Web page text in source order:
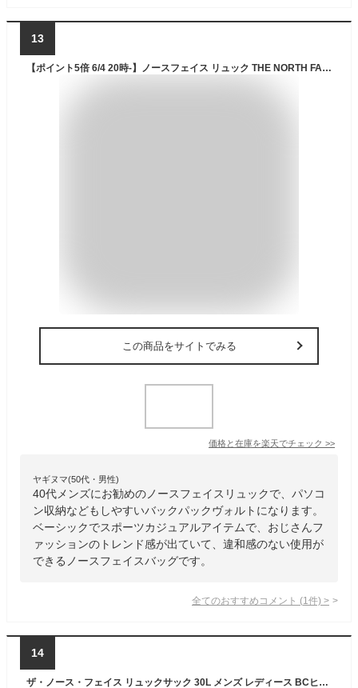
13
【ポイント5倍 6/4 20時-】ノースフェイス リュック THE NORTH FACE バックパック VAULT NF0A3VY2 ヴォルト 27L PC収納 メンズ レディース ザ・ノースフェイス
この商品をサイトでみる
価格と在庫を楽天でチェック >>
ヤギヌマ(50代・男性)
40代メンズにお勧めのノースフェイスリュックで、パソコ
ン収納などもしやすいバックパックヴォルトになります。
ベーシックでスポーツカジュアルアイテムで、おじさんフ
ァッションのトレンド感が出ていて、違和感のない使用が
できるノースフェイスバッグです。
全てのおすすめコメント (1 件) >
14
ザ・ノース・フェイス リュックサック 30L メンズ レディース BCヒューズボックス2 BC Fuse Box II ブラック NM82255 K THE NORTH FACE バックパック バッグ ノースフェイス